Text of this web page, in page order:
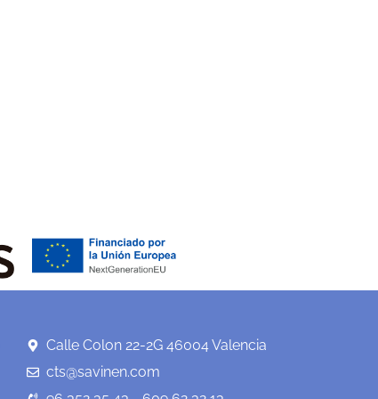
Calle Colon 22-2G 46004 Valencia
cts@savinen.com